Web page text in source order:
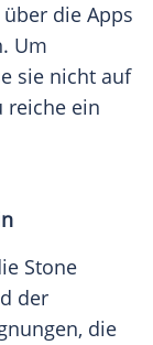
die Apps
Um
sie nicht auf
reiche ein
Stone
der
die